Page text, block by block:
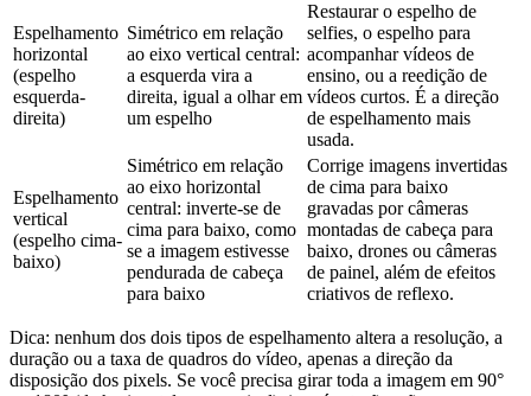
Espelhamento
horizontal
(espelho
esquerda-
direita)
Simétrico em relação
ao eixo vertical central:
a esquerda vira a
direita, igual a olhar em
um espelho
Restaurar o espelho de
selfies, o espelho para
acompanhar vídeos de
ensino, ou a reedição de
vídeos curtos. É a direção
de espelhamento mais
usada.
Espelhamento
vertical
(espelho cima-
baixo)
Simétrico em relação
ao eixo horizontal
central: inverte-se de
cima para baixo, como
se a imagem estivesse
pendurada de cabeça
para baixo
Corrige imagens invertidas
de cima para baixo
gravadas por câmeras
montadas de cabeça para
baixo, drones ou câmeras
de painel, além de efeitos
criativos de reflexo.
Dica: nenhum dos dois tipos de espelhamento altera a resolução, a
duração ou a taxa de quadros do vídeo, apenas a direção da
disposição dos pixels. Se você precisa girar toda a imagem em 90°